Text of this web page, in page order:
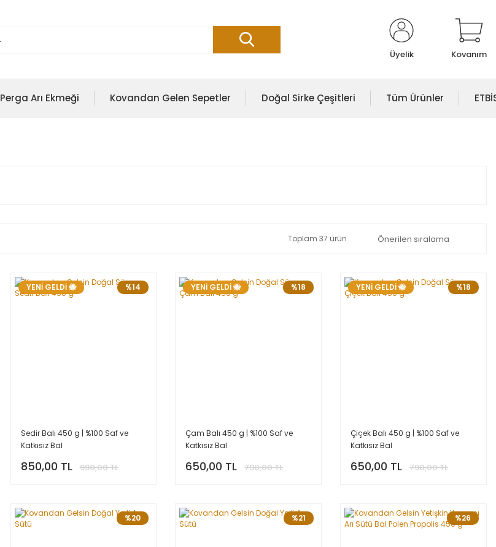
Üyelik Kovanım
Perga Arı Ekmeği Kovandan Gelen Sepetler Doğal Sirke Çeşitleri Tüm Ürünler
Toplam 37 ürün
%14
YENİ GELDİ 🐝
Sedir Balı 450 g | %100 Saf ve
Katkısız Bal
850,00 TL 990,00 TL
%18
YENİ GELDİ 🐝
Çam Balı 450 g | %100 Saf ve
Katkısız Bal
650,00 TL 790,00 TL
%18
YENİ GELDİ 🐝
Çiçek Balı 450 g | %100 Saf ve
Katkısız Bal
650,00 TL 790,00 TL
%20 %21 %26